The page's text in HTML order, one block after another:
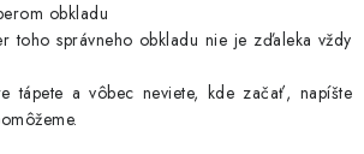
A PLATBA
obkladu
toho správneho obkladu nie je zďaleka vždy
tápete a vôbec neviete, kde začať, napíšte